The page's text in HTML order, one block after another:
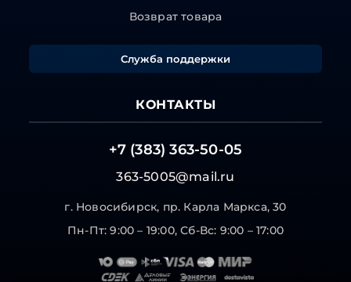
Возврат товара
Служба поддержки
КОНТАКТЫ
+7 (383) 363-50-05
363-5005@mail.ru
г. Новосибирск, пр. Карла Маркса, 30
Пн-Пт: 9:00 – 19:00, Сб-Вс: 9:00 – 17:00